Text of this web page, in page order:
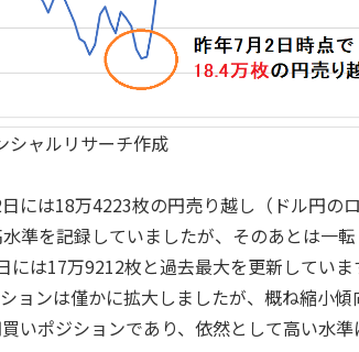
シャルリサーチ作成
には18万4223枚の円売り越し（ドル円のロ
準を記録していましたが、そのあとは一
には17万9212枚と過去最大を更新してい
ョンは僅かに拡大しましたが、概ね縮小傾
いポジションであり、依然として高い水準